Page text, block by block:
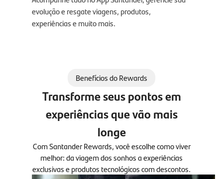
evolução e resgate viagens, produtos,
experiências e muito mais.
Benefícios do Rewards
Transforme seus pontos em
experiências que vão mais
longe
Com Santander Rewards, você escolhe como viver
melhor: da viagem dos sonhos a experiências
exclusivas e produtos tecnológicos com descontos.